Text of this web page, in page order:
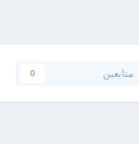
متابعين 0